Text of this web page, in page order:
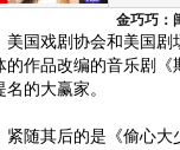
金巧巧：
戏剧协会和美国剧场
的作品改编的音乐剧
名的大赢家。
其后的是《偷心大少